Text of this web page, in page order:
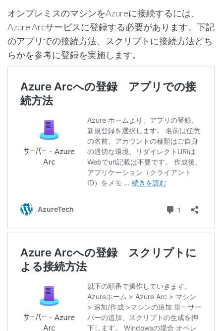
オンプレミスのマシンをAzureに接続するには、
Azure Arcサービスに登録する必要があります。下記
のアプリでの接続方法、スクリプトに接続方法どち
らかを参考に登録を実施します。